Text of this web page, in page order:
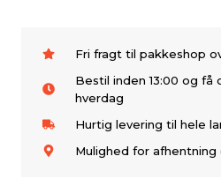
Fri fragt til pakkeshop
Bestil inden 13:00 og få
hverdag
Hurtig levering til hele
Mulighed for afhentning